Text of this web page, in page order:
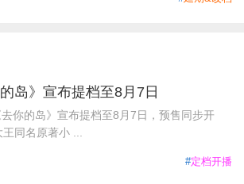
岛》宣布提档至8月7日
你的岛》宣布提档至8月7日，预售同步开
同名原著小 ...
#定档开播